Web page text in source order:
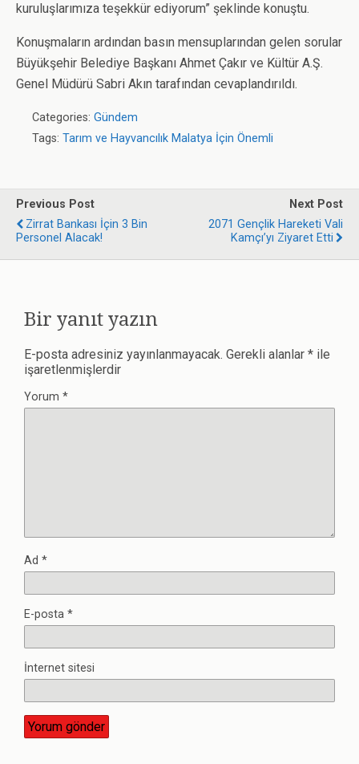
kuruluşlarımıza teşekkür ediyorum” şeklinde konuştu.
Konuşmaların ardından basın mensuplarından gelen sorular
Büyükşehir Belediye Başkanı Ahmet Çakır ve Kültür A.Ş.
Genel Müdürü Sabri Akın tarafından cevaplandırıldı.
Categories: Gündem
Tags: Tarım ve Hayvancılık Malatya İçin Önemli
Previous Post
Zirrat Bankası İçin 3 Bin
Personel Alacak!
Next Post
2071 Gençlik Hareketi Vali
Kamçı’yı Ziyaret Etti
Bir yanıt yazın
E-posta adresiniz yayınlanmayacak. Gerekli alanlar * ile
işaretlenmişlerdir
Yorum *
Ad *
E-posta *
İnternet sitesi